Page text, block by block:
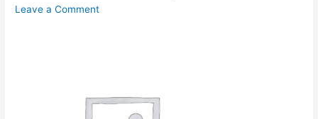
Leave a Comment